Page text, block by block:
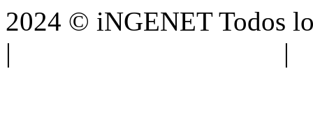
2024 © iNGENET Todos
|
|